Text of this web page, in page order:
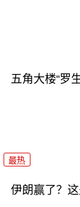
五角大楼“罗
最热
伊朗赢了？